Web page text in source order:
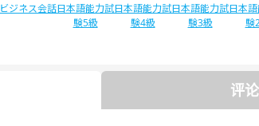
ビジネス会話日本語能力試
験5級
日本語能力試
験4級
日本語能力試
験3級
日本
験
评论